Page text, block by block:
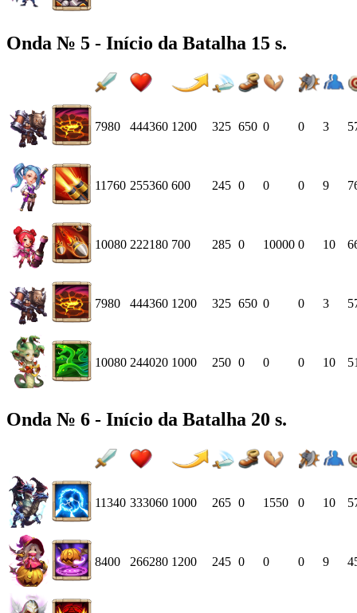
Onda № 5 - Início da Batalha 15 s.
7980 444360 1200 325 650 0 0 3
11760 255360 600 245 0 0 0 9
10080 222180 700 285 0 10000 0 10
7980 444360 1200 325 650 0 0 3
10080 244020 1000 250 0 0 0 10
Onda № 6 - Início da Batalha 20 s.
11340 333060 1000 265 0 1550 0 10
8400 266280 1200 245 0 0 0 9